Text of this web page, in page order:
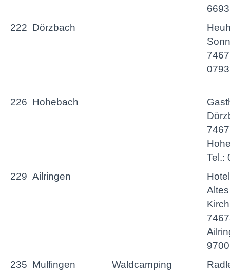
6693
222 Dörzbach
226 Hohebach
Tel.:
229 Ailringen
9700
235 Mulfingen
Waldcamping